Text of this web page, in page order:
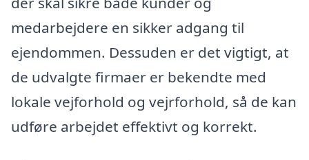
medarbejdere en sikker adgang til
ejendommen. Dessuden er det vigtigt, at
de udvalgte firmaer er bekendte med
lokale vejforhold og vejrforhold, så de kan
udføre arbejdet effektivt og korrekt.